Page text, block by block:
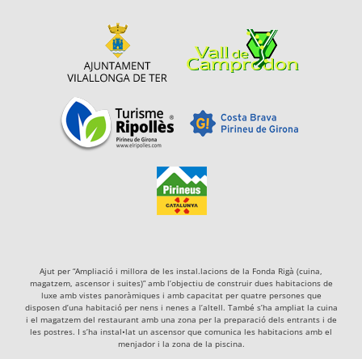
Ajut per “Ampliació i millora de les instal.lacions de la Fonda Rigà (cuina,
magatzem, ascensor i suites)” amb l’objectiu de construir dues habitacions de
luxe amb vistes panoràmiques i amb capacitat per quatre persones que
disposen d’una habitació per nens i nenes a l’altell. També s’ha ampliat la cuina
i el magatzem del restaurant amb una zona per la preparació dels entrants i de
les postres. I s’ha instal•lat un ascensor que comunica les habitacions amb el
menjador i la zona de la piscina.